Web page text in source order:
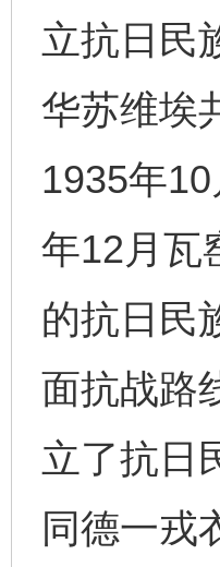
立抗日民
华苏维埃
1935年
年12月瓦
的抗日民
面抗战路
立了抗日
同德一戎